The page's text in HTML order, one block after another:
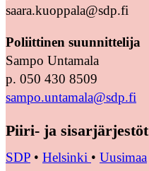
saara.kuoppala@sdp.fi
Poliittinen suunnittelija
Sampo Untamala
p. 050 430 8509
sampo.untamala@sdp.fi
Piiri- ja sisarjärjestöt
SDP • Helsinki • Uusimaa